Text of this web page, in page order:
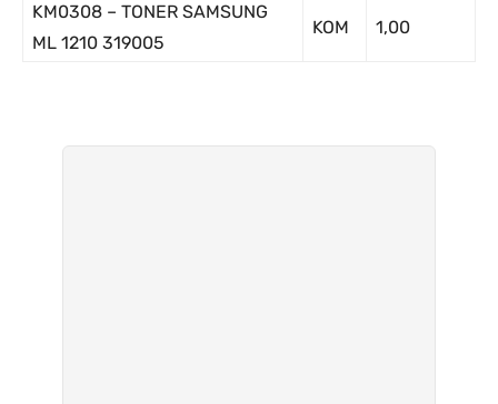
KM0308 – TONER SAMSUNG
ML 1210 319005
KOM 1,00